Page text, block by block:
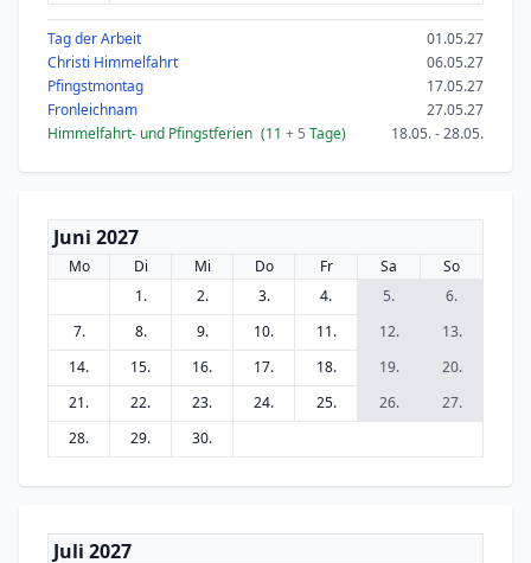
Tag der Arbeit
01.05.27
Christi Himmelfahrt
06.05.27
Pfingstmontag
17.05.27
Fronleichnam
27.05.27
Himmelfahrt- und Pfingstferien (11 + 5 Tage) 18.05. - 28.05.
Juni 2027
Mo Di Mi Do Fr Sa
So
1.
2. 3. 4. 5.
6.
7.
8. 9. 10. 11. 12.
13.
14.
15. 16. 17. 18. 19.
20.
21.
22. 23. 24. 25. 26.
27.
28.
29. 30.
Juli 2027